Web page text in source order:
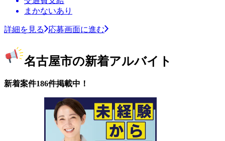
まかないあり
詳細を見る 応募画面に進む
名古屋市の新着アルバイト
新着案件186件掲載中！